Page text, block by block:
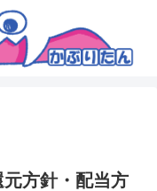
方針・配当方